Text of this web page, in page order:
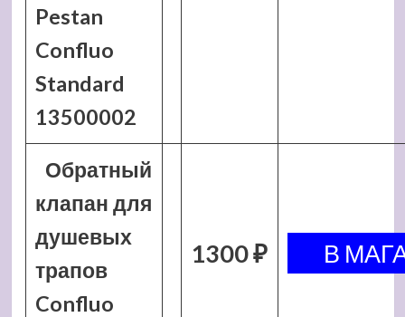
Pestan
Confluo
Standard
13500002
Обратный
клапан для
душевых
трапов
Confluo
1300 ₽